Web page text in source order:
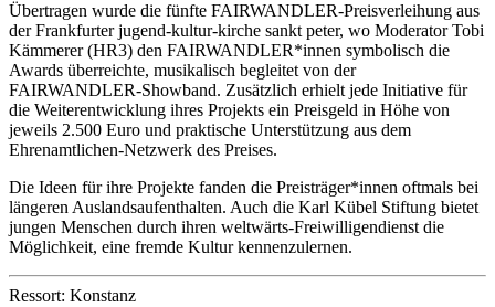
Übertragen wurde die fünfte FAIRWANDLER-Preisverleihung aus
der Frankfurter jugend-kultur-kirche sankt peter, wo Moderator Tobi
Kämmerer (HR3) den FAIRWANDLER*innen symbolisch die
Awards überreichte, musikalisch begleitet von der
FAIRWANDLER-Showband. Zusätzlich erhielt jede Initiative für
die Weiterentwicklung ihres Projekts ein Preisgeld in Höhe von
jeweils 2.500 Euro und praktische Unterstützung aus dem
Ehrenamtlichen-Netzwerk des Preises.
Die Ideen für ihre Projekte fanden die Preisträger*innen oftmals bei
längeren Auslandsaufenthalten. Auch die Karl Kübel Stiftung bietet
jungen Menschen durch ihren weltwärts-Freiwilligendienst die
Möglichkeit, eine fremde Kultur kennenzulernen.
Ressort: Konstanz